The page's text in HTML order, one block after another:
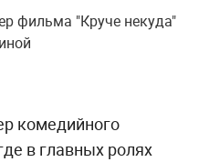
фильма "Круче некуда"
комедийного
в главных ролях